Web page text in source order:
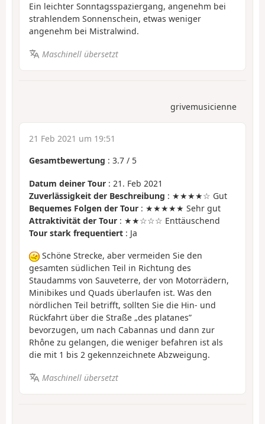
Ein leichter Sonntagsspaziergang, angenehm bei
strahlendem Sonnenschein, etwas weniger
angenehm bei Mistralwind.
Maschinell übersetzt
grivemusicienne
21 Feb 2021 um 19:51
Gesamtbewertung : 3.7 / 5
Datum deiner Tour : 21. Feb 2021
Zuverlässigkeit der Beschreibung : ★★★★☆ Gut
Bequemes Folgen der Tour : ★★★★★ Sehr gut
Attraktivität der Tour : ★★☆☆☆ Enttäuschend
Tour stark frequentiert : Ja
Schöne Strecke, aber vermeiden Sie den
gesamten südlichen Teil in Richtung des
Staudamms von Sauveterre, der von Motorrädern,
Minibikes und Quads überlaufen ist. Was den
nördlichen Teil betrifft, sollten Sie die Hin- und
Rückfahrt über die Straße „des platanes”
bevorzugen, um nach Cabannas und dann zur
Rhône zu gelangen, die weniger befahren ist als
die mit 1 bis 2 gekennzeichnete Abzweigung.
Maschinell übersetzt